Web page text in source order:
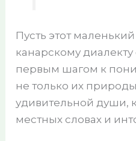
Пусть этот
канарскому диалекту
первым шагом к
не только их
удивительной души,
местных словах и